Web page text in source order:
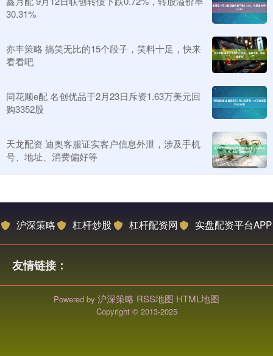
30.31%
亦丰策略 搞笑无比的15个段子，笑料十足，快来
看看吧
同花顺e配 名创优品于2月23日斥资1.63万美元回
购3352股
天龙配资 迪奥客服证实客户信息外泄，涉及手机
号、地址、消费偏好等
沪深策略 杠杆炒股 杠杆配资网 实盘配资平台APP
友情链接：
Powered by 沪深策略 RSS地图 HTML地图
Copyright © 2013-2025